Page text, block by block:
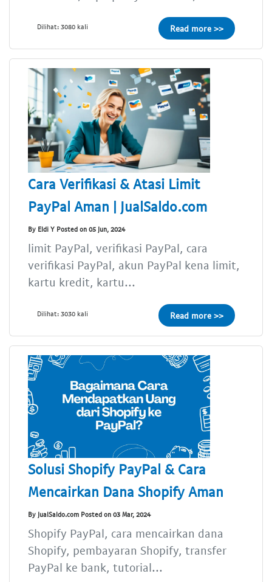
Dilihat: 3080 kali Read more >>
Cara Verifikasi & Atasi Limit
PayPal Aman | JualSaldo.com
By Eldi Y Posted on 05 Jun, 2024
limit PayPal, verifikasi PayPal, cara
verifikasi PayPal, akun PayPal kena limit,
kartu kredit, kartu...
Dilihat: 3030 kali Read more >>
Solusi Shopify PayPal & Cara
Mencairkan Dana Shopify Aman
By JualSaldo.com Posted on 03 Mar, 2024
Shopify PayPal, cara mencairkan dana
Shopify, pembayaran Shopify, transfer
PayPal ke bank, tutorial...